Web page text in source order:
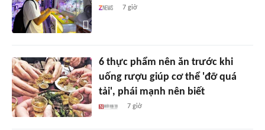
7 giờ
6 thực phẩm nên ăn trước khi
uống rượu giúp cơ thể 'đỡ quá
tải', phái mạnh nên biết
7 giờ